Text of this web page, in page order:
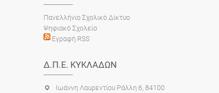
Πανελλήνιο Σχολικό Δίκτυο
Ψηφιακό Σχολείο
Εγραφή RSS
Δ.Π.Ε. ΚΥΚΛΆΔΩΝ
Ιωάννη Λαυρεντίου Ράλλη 6, 84100